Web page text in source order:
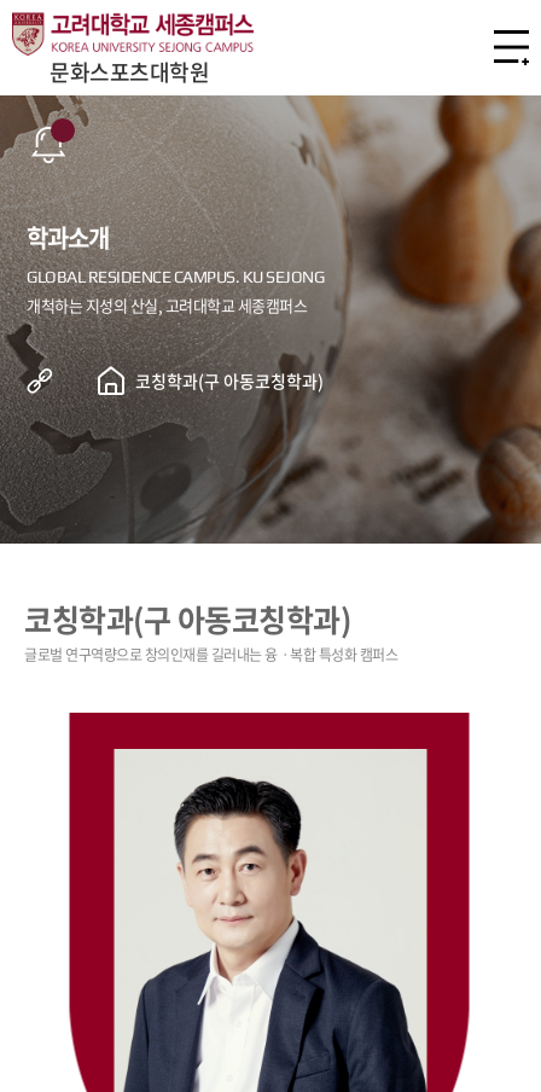
문화스포츠대학원
학과소개
코칭학과(구 아동코칭학과)
코칭학과(구 아동코칭학과)